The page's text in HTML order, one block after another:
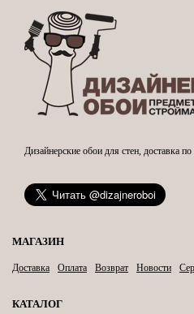
Дизайнерские обои для стен, доставка
МАГАЗИН
Доставка Оплата Возврат Новости
КАТАЛОГ